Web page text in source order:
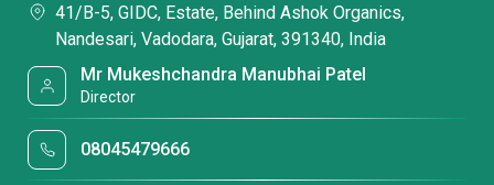
41/B-5, GIDC, Estate, Behind Ashok Organics,
Nandesari, Vadodara, Gujarat, 391340, India
Mr Mukeshchandra Manubhai Patel
Director
08045479666